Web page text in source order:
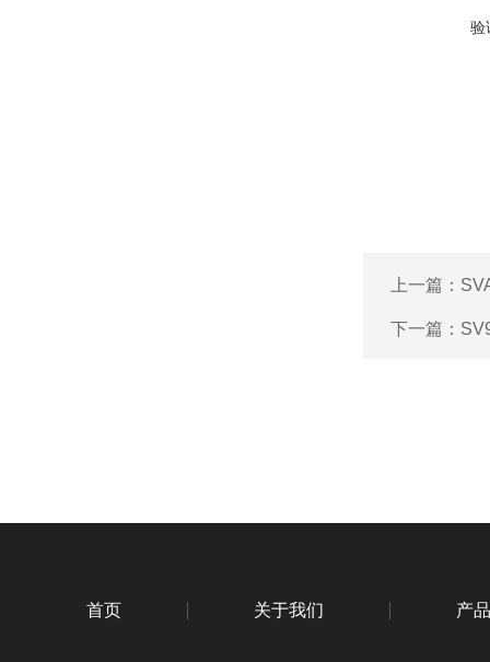
验
上一篇：
下一篇：
首页 关于我们 产